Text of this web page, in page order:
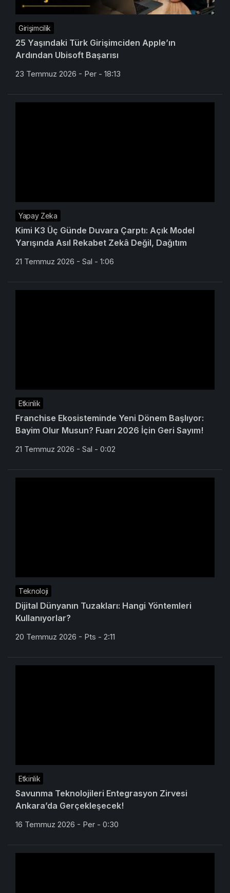
Girişimcilik
25 Yaşındaki Türk Girişimciden Apple’ın
Ardından Ubisoft Başarısı
23 Temmuz 2026 - Per - 18:13
Yapay Zeka
Kimi K3 Üç Günde Duvara Çarptı: Açık Model
Yarışında Asıl Rekabet Zekâ Değil, Dağıtım
21 Temmuz 2026 - Sal - 1:06
Etkinlik
Franchise Ekosisteminde Yeni Dönem Başlıyor:
Bayim Olur Musun? Fuarı 2026 İçin Geri Sayım!
21 Temmuz 2026 - Sal - 0:02
Teknoloji
Dijital Dünyanın Tuzakları: Hangi Yöntemleri
Kullanıyorlar?
20 Temmuz 2026 - Pts - 2:11
Etkinlik
Savunma Teknolojileri Entegrasyon Zirvesi
Ankara’da Gerçekleşecek!
16 Temmuz 2026 - Per - 0:30